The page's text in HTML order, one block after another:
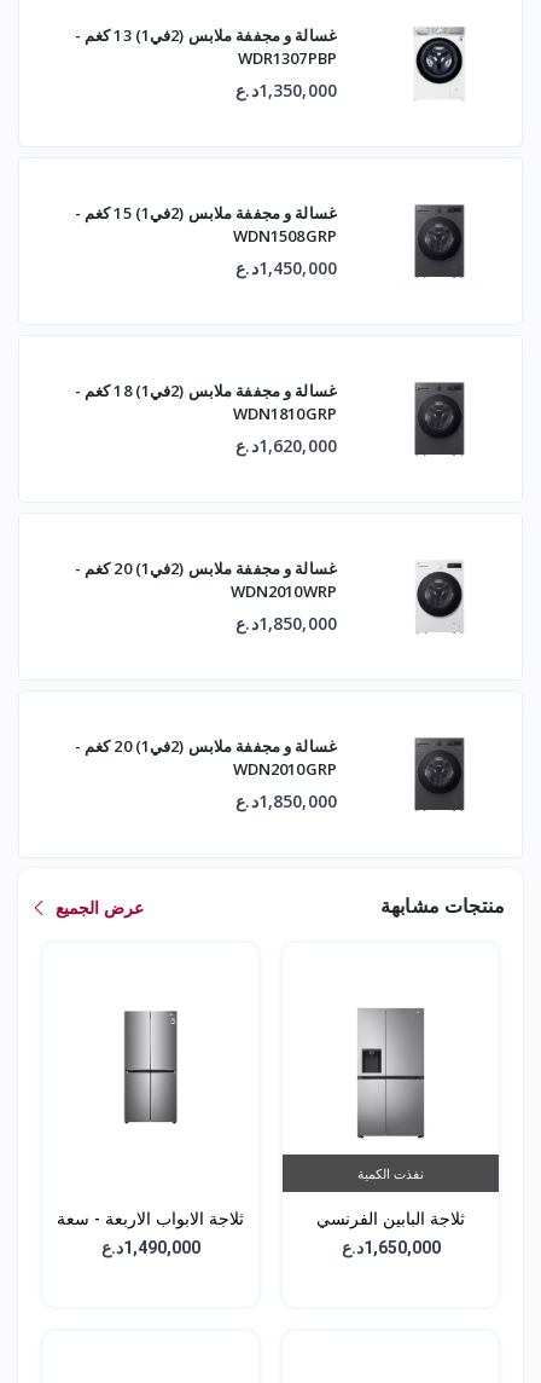
غسالة و مجففة ملابس (2في1) 13 كغم -
WDR1307PBP
1,350,000د.ع
غسالة و مجففة ملابس (2في1) 15 كغم -
WDN1508GRP
1,450,000د.ع
غسالة و مجففة ملابس (2في1) 18 كغم -
WDN1810GRP
1,620,000د.ع
غسالة و مجففة ملابس (2في1) 20 كغم -
WDN2010WRP
1,850,000د.ع
غسالة و مجففة ملابس (2في1) 20 كغم -
WDN2010GRP
1,850,000د.ع
منتجات مشابهة عرض الجميع
نفذت الكمية
ثلاجة البابين الفرنسي
1,650,000د.ع
ثلاجة الابواب الاربعة - سعة
1,490,000د.ع